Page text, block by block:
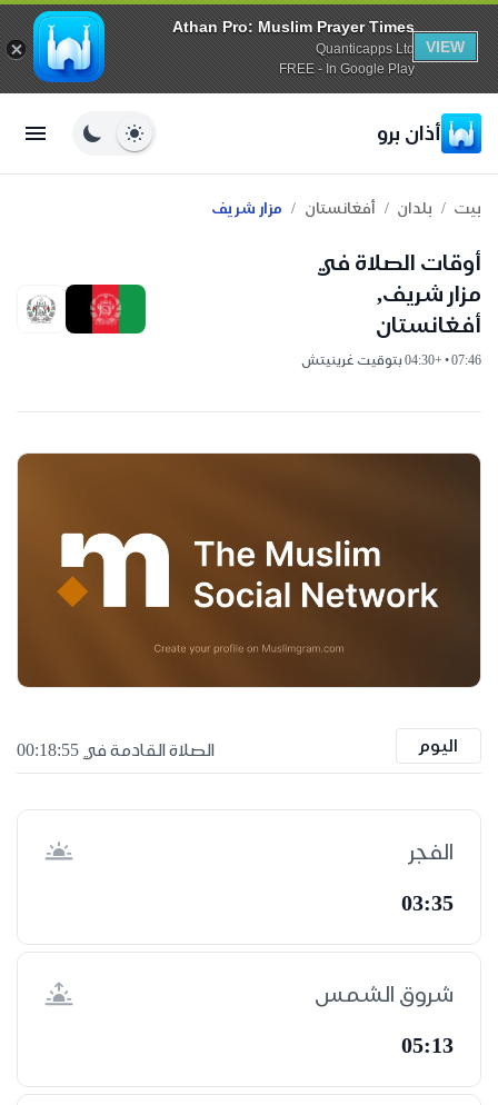
Athan Pro: Muslim Prayer Times
Quanticapps Ltd
FREE - In Google Play
VIEW
أذان برو
بيت / بلدان / أفغانستان / مزار شريف
أوقات الصلاة في
مزار شريف,
أفغانستان
07:46 • +04:30 بتوقيت غرينيتش
اليوم الصلاة القادمة في 00:18:55
الفجر
03:35
شروق الشمس
05:13